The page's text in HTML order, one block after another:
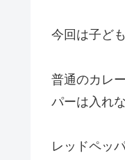
今回は子ど
普通のカレ
パーは入れ
レッドペッ